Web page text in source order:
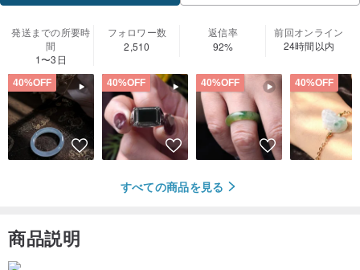
発送までの所要時
間
1〜3日
フォロワー数
2,510
返信率
92%
前回オンライン
24時間以内
40%OFF 40%OFF 40%OFF 40%OFF
すべての商品を見る
商品説明